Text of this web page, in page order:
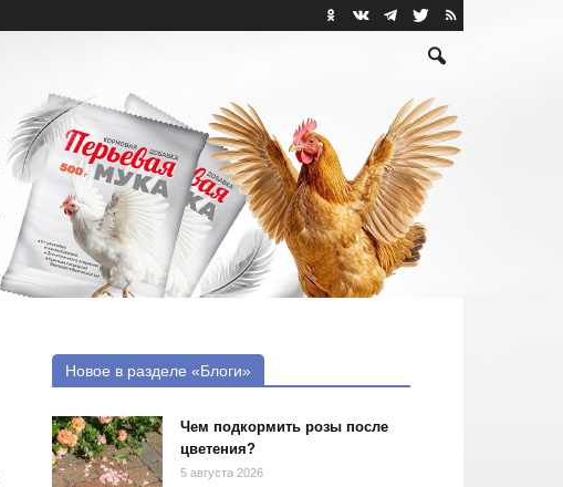
Новое в разделе «Блоги»
Чем подкормить розы после
цветения?
5 августа 2026